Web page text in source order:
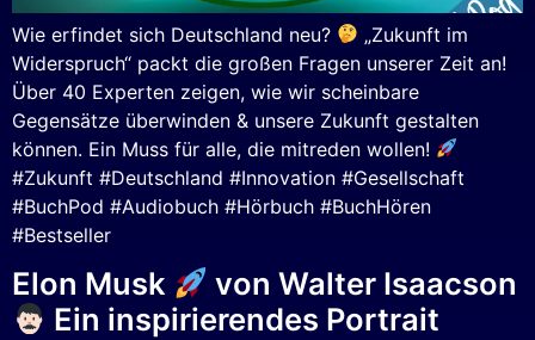
Wie erfindet sich Deutschland neu?
„Zukunft im
Widerspruch“ packt die großen Fragen unserer Zeit an!
Über 40 Experten zeigen, wie wir scheinbare
Gegensätze überwinden & unsere Zukunft gestalten
können. Ein Muss für alle, die mitreden wollen!
#Zukunft #Deutschland #Innovation #Gesellschaft
#BuchPod #Audiobuch #Hörbuch #BuchHören
#Bestseller
Elon Musk
von Walter Isaacson
Ein inspirierendes Portrait